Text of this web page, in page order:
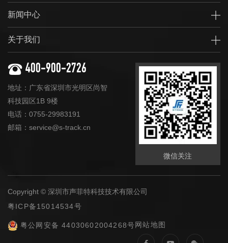
新闻中心
关于我们
400-900-2726
地址：广东省深圳市光明区尚智
科技园区1B 9楼
电话：0755-29983191
邮箱：service@s-track.cn
微信关注
Copyright © 深圳市声菲特科技技术有限公司
粤ICP备15014534号
网站地图
粤公网安备 44030602004268号